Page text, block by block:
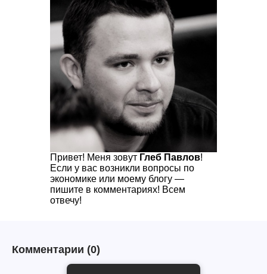
Привет! Меня зовут Глеб Павлов!
Если у вас возникли вопросы по
экономике или моему блогу —
пишите в комментариях! Всем
отвечу!
Комментарии (0)